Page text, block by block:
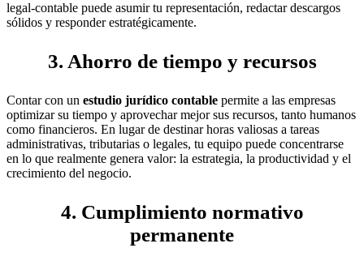
legal-contable puede asumir tu representación, redactar descargos
sólidos y responder estratégicamente.
3. Ahorro de tiempo y recursos
Contar con un estudio jurídico contable permite a las empresas
optimizar su tiempo y aprovechar mejor sus recursos, tanto humanos
como financieros. En lugar de destinar horas valiosas a tareas
administrativas, tributarias o legales, tu equipo puede concentrarse
en lo que realmente genera valor: la estrategia, la productividad y el
crecimiento del negocio.
4. Cumplimiento normativo
permanente